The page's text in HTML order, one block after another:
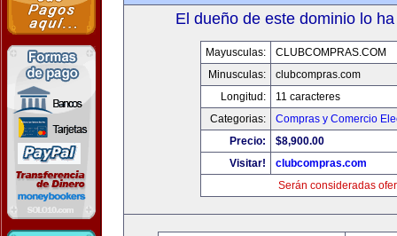
El dueño de este dominio lo
Mayusculas:
CLUBCOMPRAS.COM
Minusculas:
clubcompras.com
Longitud:
11 caracteres
Categorias:
Compras y Comercio
Precio:
$8,900.00
Visitar!
clubcompras.com
Serán consideradas